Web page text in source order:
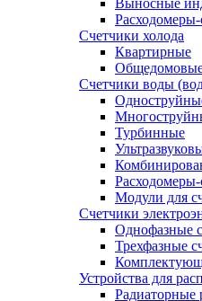
Выносные
Счетчики холода
Квартирные
Счетчики воды
Турбинные
Модули для
Счетчики
Однофазные
Трехфазные
Устройства для
Радиаторные